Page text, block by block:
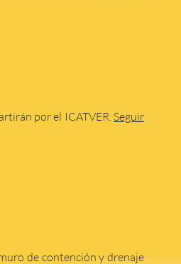
por el ICATVER. Seguir
de contención y drenaje